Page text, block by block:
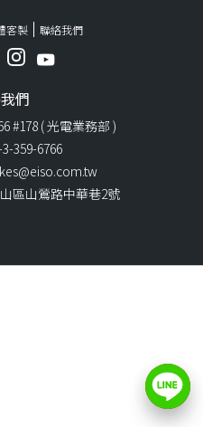
客製 聯絡我們
們
#178 ( 光電業務部 )
359-6766
區山鶯路中華巷2號